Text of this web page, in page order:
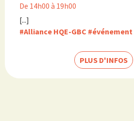
De 14h00 à 19h00
[...]
#Alliance HQE-GBC #événement
PLUS D'INFOS